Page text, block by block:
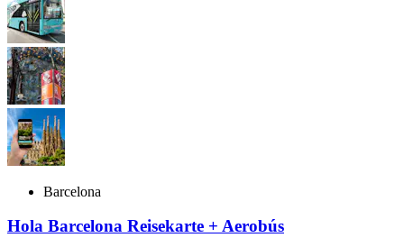
Barcelona
Hola Barcelona Reisekarte + Aerobús